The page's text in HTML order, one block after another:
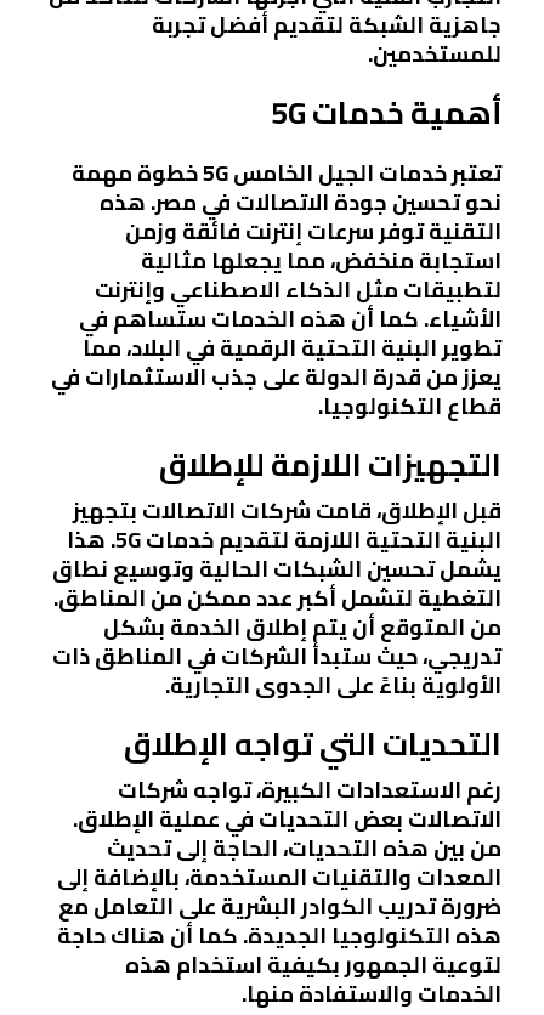
جاهزية الشبكة لتقديم أفضل تجربة
للمستخدمين.
أهمية خدمات 5G
تعتبر خدمات الجيل الخامس 5G خطوة مهمة
نحو تحسين جودة الاتصالات في مصر. هذه
التقنية توفر سرعات إنترنت فائقة وزمن
استجابة منخفض، مما يجعلها مثالية
لتطبيقات مثل الذكاء الاصطناعي وإنترنت
الأشياء. كما أن هذه الخدمات ستساهم في
تطوير البنية التحتية الرقمية في البلاد، مما
يعزز من قدرة الدولة على جذب الاستثمارات في
قطاع التكنولوجيا.
التجهيزات اللازمة للإطلاق
قبل الإطلاق، قامت شركات الاتصالات بتجهيز
البنية التحتية اللازمة لتقديم خدمات 5G. هذا
يشمل تحسين الشبكات الحالية وتوسيع نطاق
التغطية لتشمل أكبر عدد ممكن من المناطق.
من المتوقع أن يتم إطلاق الخدمة بشكل
تدريجي، حيث ستبدأ الشركات في المناطق ذات
الأولوية بناءً على الجدوى التجارية.
التحديات التي تواجه الإطلاق
رغم الاستعدادات الكبيرة، تواجه شركات
الاتصالات بعض التحديات في عملية الإطلاق.
من بين هذه التحديات، الحاجة إلى تحديث
المعدات والتقنيات المستخدمة، بالإضافة إلى
ضرورة تدريب الكوادر البشرية على التعامل مع
هذه التكنولوجيا الجديدة. كما أن هناك حاجة
لتوعية الجمهور بكيفية استخدام هذه
الخدمات والاستفادة منها.